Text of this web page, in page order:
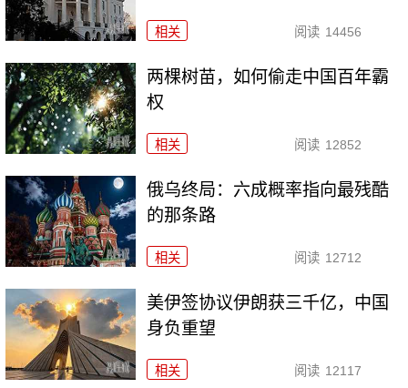
相关 阅读 14456
两棵树苗，如何偷走中国百年霸
权
相关 阅读 12852
俄乌终局：六成概率指向最残酷
的那条路
相关 阅读 12712
美伊签协议伊朗获三千亿，中国
身负重望
相关 阅读 12117